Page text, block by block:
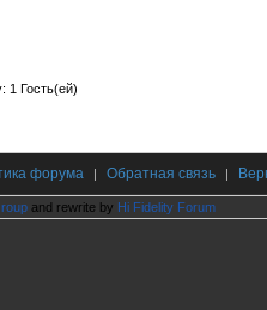
1 Гость(ей)
форума | Обратная связь |
and rewrite by Hi Fidelity Forum